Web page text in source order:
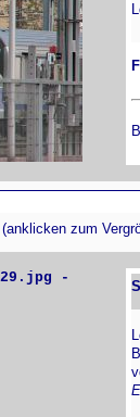
zum